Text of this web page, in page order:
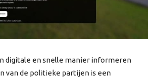
digitale en snelle manier informeren
van de politieke partijen is een